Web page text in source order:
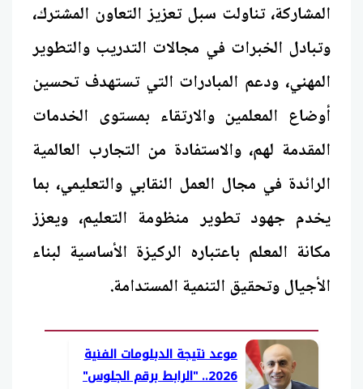
المشاركة، تناولت سبل تعزيز التعاون المشترك،
وتبادل الخبرات في مجالات التدريب والتطوير
المهني، ودعم المبادرات التي تستهدف تحسين
أوضاع المعلمين والارتقاء بمستوى الخدمات
المقدمة لهم، والاستفادة من التجارب العالمية
الرائدة في مجال العمل النقابي والتعليمي، بما
يخدم جهود تطوير منظومة التعليم، ويعزز
مكانة المعلم باعتباره الركيزة الأساسية لبناء
الأجيال وتحقيق التنمية المستدامة.
موعد نتيجة الدبلومات الفنية
2026.. "الرابط برقم الجلوس"